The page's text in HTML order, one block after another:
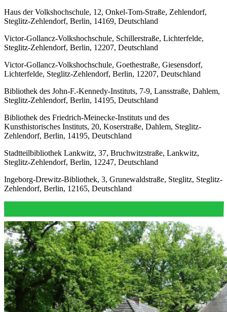
Haus der Volkshochschule, 12, Onkel-Tom-Straße, Zehlendorf,
Steglitz-Zehlendorf, Berlin, 14169, Deutschland
Victor-Gollancz-Volkshochschule, Schillerstraße, Lichterfelde,
Steglitz-Zehlendorf, Berlin, 12207, Deutschland
Victor-Gollancz-Volkshochschule, Goethestraße, Giesensdorf,
Lichterfelde, Steglitz-Zehlendorf, Berlin, 12207, Deutschland
Bibliothek des John-F.-Kennedy-Instituts, 7-9, Lansstraße, Dahlem,
Steglitz-Zehlendorf, Berlin, 14195, Deutschland
Bibliothek des Friedrich-Meinecke-Instituts und des
Kunsthistorisches Instituts, 20, Koserstraße, Dahlem, Steglitz-
Zehlendorf, Berlin, 14195, Deutschland
Stadtteilbibliothek Lankwitz, 37, Bruchwitzstraße, Lankwitz,
Steglitz-Zehlendorf, Berlin, 12247, Deutschland
Ingeborg-Drewitz-Bibliothek, 3, Grunewaldstraße, Steglitz, Steglitz-
Zehlendorf, Berlin, 12165, Deutschland